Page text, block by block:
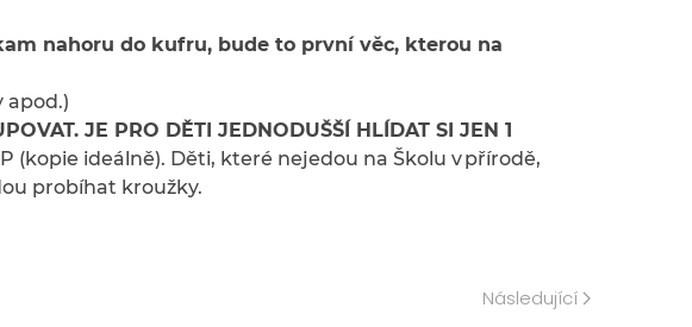
nahoru do kufru, bude to první věc, kterou na
apod.)
JE PRO DĚTI JEDNODUŠŠÍ HLÍDAT SI JEN 1
ideálně). Děti, které nejedou na Školu v přírodě,
probíhat kroužky.
Následující